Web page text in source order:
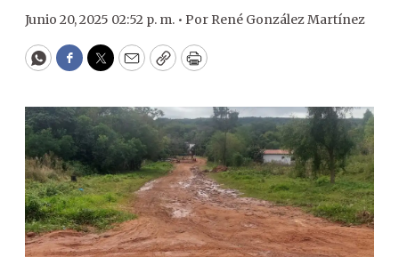
Junio 20, 2025 02:52 p. m. • Por René González Martínez
WhatsApp
Facebook
Twitter
EmailCopyPrint